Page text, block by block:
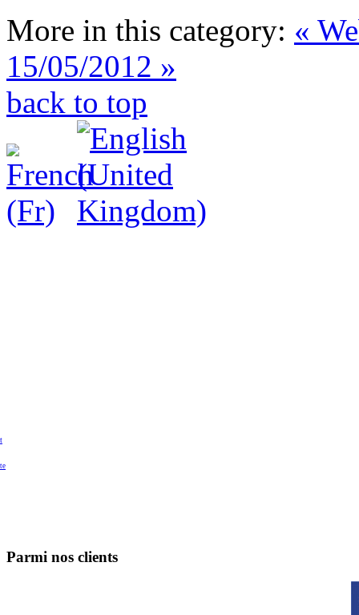
More in this category: «
15/05/2012 »
back to top
Parmi nos clients